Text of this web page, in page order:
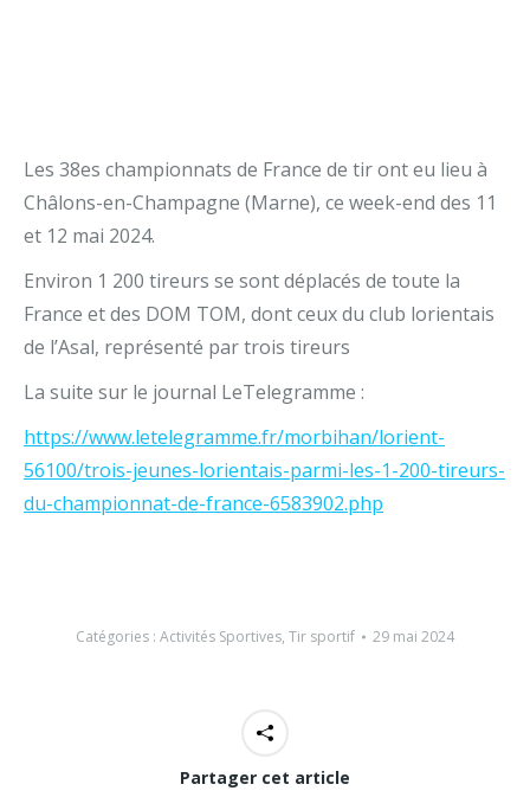
Les 38es championnats de France de tir ont eu lieu à
Châlons-en-Champagne (Marne), ce week-end des 11
et 12 mai 2024.
Environ 1 200 tireurs se sont déplacés de toute la
France et des DOM TOM, dont ceux du club lorientais
de l’Asal, représenté par trois tireurs
La suite sur le journal LeTelegramme :
https://www.letelegramme.fr/morbihan/lorient-
56100/trois-jeunes-lorientais-parmi-les-1-200-tireurs-
du-championnat-de-france-6583902.php
Catégories : Activités Sportives, Tir sportif 29 mai 2024
Partager cet article